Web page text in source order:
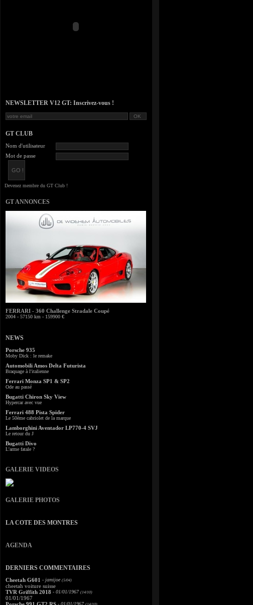
NEWSLETTER V12 GT: Inscrivez-vous !
GT CLUB
Nom d'utilisateur
Mot de passe
GT ANNONCES
FERRARI - 360 Challenge Stradale Coupé
2004 - 57150 km - 159900 €
NEWS
Porsche 935
Moby Dick : le remake
Automobili Amos Delta Futurista
Braquage à l'italienne
Ferrari Monza SP1 & SP2
Ode au passé
Bugatti Chiron Sky View
Hypercar avec vue
Ferrari 488 Pista Spider
Le 50ème cabriolet de la marque
Lamborghini Aventador LP770-4 SVJ
Le retour du J
Bugatti Divo
L'arme fatale ?
GALERIE VIDEOS
GALERIE PHOTOS
LA COTE DES MONTRES
AGENDA
DERNIERS COMMENTAIRES
Cheetah G601 - jamijoe (5/04)
cheetah voiture suisse
TVR Griffith 2018 - 01/01/1967 (14/10)
01/01/1967
- 01/01/1967